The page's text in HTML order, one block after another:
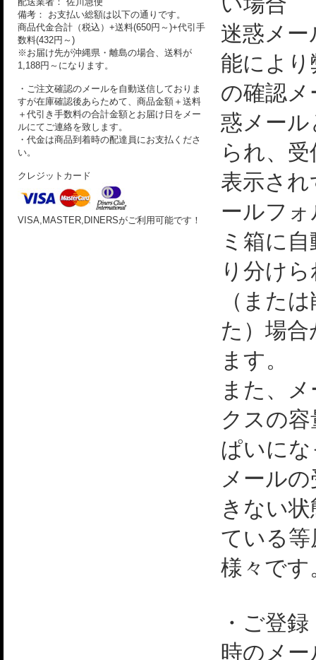
備考： お支払い総額は以下の通りです。
商品代金合計（税込）+送料(650円～)+代引手
数料(432円～)
※お届け先が沖縄県・離島の場合、送料が
1,188円～になります。
・ご注文確認のメールを自動送信しておりま
すが在庫確認後あらためて、商品金額＋送料
＋代引き手数料の合計金額とお届け日をメー
ルにてご連絡を致します。
・代金は商品到着時の配達員にお支払くださ
い。
クレジットカード
VISA,MASTER,DINERSがご利用可能です！
迷惑メー
能によ
の確認
惑メー
られ、
表示さ
ールフ
ミ箱に
り分け
（また
た）場
ます。
また、
クスの
ぱいに
メール
きない
ている
様々です
・ご登
時のメ